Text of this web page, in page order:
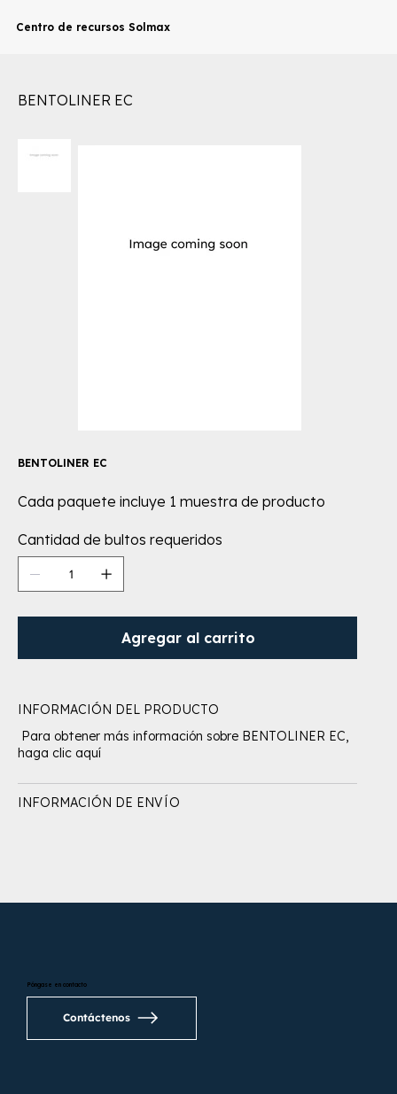
Centro de recursos Solmax
BENTOLINER EC
BENTOLINER EC
Cada paquete incluye 1 muestra de producto
Cantidad de bultos requeridos
Agregar al carrito
INFORMACIÓN DEL PRODUCTO
Para obtener más información sobre BENTOLINER EC,
haga clic aquí
INFORMACIÓN DE ENVÍO
Póngase en contacto
Contáctenos